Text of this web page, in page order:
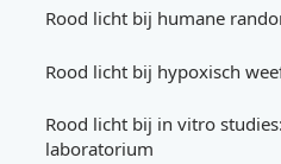
Rood licht bij humane
Rood licht bij hypoxisch
Rood licht bij in vitro
laboratorium